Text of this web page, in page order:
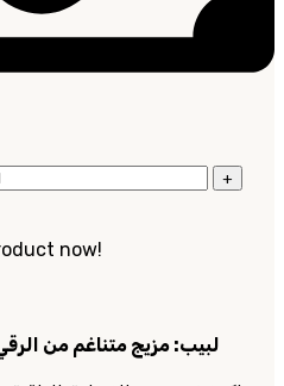
now!
لبيب: مزيج متناغم من